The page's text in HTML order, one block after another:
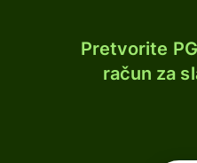
Pretvorite
račun za